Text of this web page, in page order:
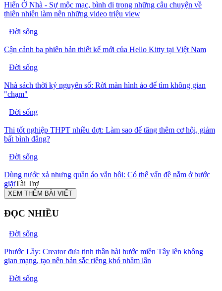
Hiển Ở Nhà - Sự mộc mạc, bình dị trong những câu chuyện về
thiên nhiên làm nên những video triệu view
Đời sống
Cận cảnh ba phiên bản thiết kế mới của Hello Kitty tại Việt Nam
Đời sống
Nhà sách thời kỷ nguyên số: Rời màn hình ảo để tìm không gian
"chạm"
Đời sống
Thi tốt nghiệp THPT nhiều đợt: Làm sao để tăng thêm cơ hội, giảm
bất bình đẳng?
Đời sống
Dùng nước xả nhưng quần áo vẫn hôi: Có thể vấn đề nằm ở bước
giặtTài Trợ
XEM THÊM BÀI VIẾT
ĐỌC NHIỀU
Đời sống
Phước Lầy: Creator đưa tinh thần hài hước miền Tây lên không
gian mạng, tạo nên bản sắc riêng khó nhầm lẫn
Đời sống